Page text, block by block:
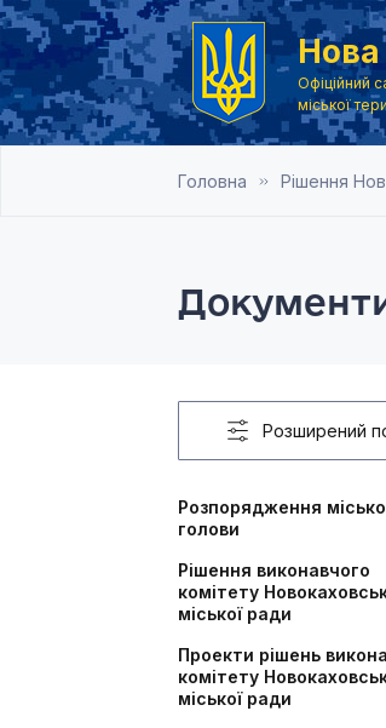
Нова
Офіційний
міської
Головна
Розширений
Розпорядження
голови
Рішення виконавчого
комітету
міської ради
Проекти рішень
комітету
міської ради